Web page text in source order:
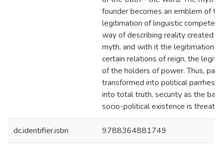
founder becomes an emblem of
legitimation of linguistic
way of describing reality created
myth, and with it the legitimation
certain relations of reign, the
of the holders of power. Thus,
transformed into political
into total truth, security as the
socio-political existence is
dc.identifier.isbn 9788364881749